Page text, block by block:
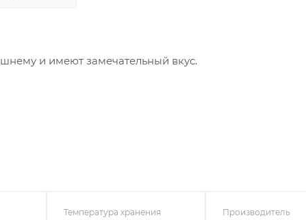
и имеют замечательный вкус.
Температура хранения Производитель